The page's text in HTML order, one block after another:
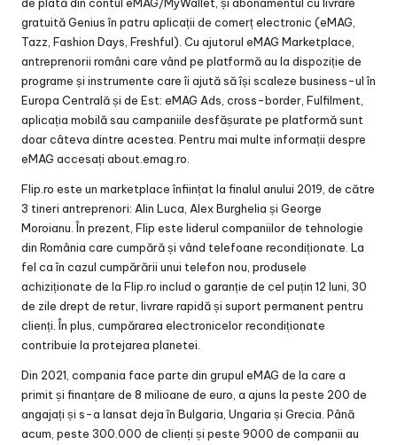
gratuită Genius în patru aplicații de comerț electronic (eMAG,
Tazz, Fashion Days, Freshful). Cu ajutorul eMAG Marketplace,
antreprenorii români care vând pe platformă au la dispoziție de
programe și instrumente care îi ajută să își scaleze business-ul în
Europa Centrală și de Est: eMAG Ads, cross-border, Fulfilment,
aplicația mobilă sau campaniile desfășurate pe platformă sunt
doar câteva dintre acestea. Pentru mai multe informații despre
eMAG accesați about.emag.ro.
Flip.ro este un marketplace înființat la finalul anului 2019, de către
3 tineri antreprenori: Alin Luca, Alex Burghelia și George
Moroianu. În prezent, Flip este liderul companiilor de tehnologie
din România care cumpără și vând telefoane recondiționate. La
fel ca în cazul cumpărării unui telefon nou, produsele
achiziționate de la Flip.ro includ o garanție de cel puțin 12 luni, 30
de zile drept de retur, livrare rapidă și suport permanent pentru
clienți. În plus, cumpărarea electronicelor recondiționate
contribuie la protejarea planetei.
Din 2021, compania face parte din grupul eMAG de la care a
primit și finanțare de 8 milioane de euro, a ajuns la peste 200 de
angajați și s-a lansat deja în Bulgaria, Ungaria și Grecia. Până
acum, peste 300.000 de clienți și peste 9000 de companii au